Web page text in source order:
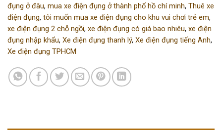
đụng ở đâu, mua xe điện đụng ở thành phố hồ chí minh, Thuê xe
điện đụng, tôi muốn mua xe điện đụng cho khu vui chơi trẻ em,
xe điện đụng 2 chỗ ngồi, xe điện đụng có giá bao nhiêu, xe điện
đụng nhập khẩu, Xe điện đụng thanh lý, Xe điện đụng tiếng Anh,
Xe điện đụng TPHCM